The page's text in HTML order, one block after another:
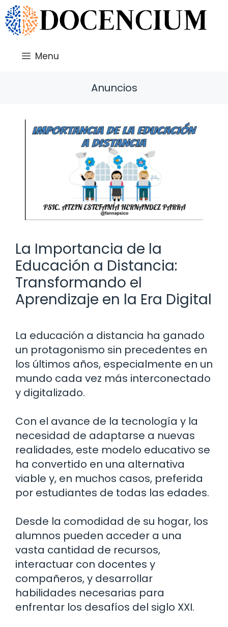
Saltar
al
contenido
Menu
Anuncios
La Importancia de la
Educación a Distancia:
Transformando el
Aprendizaje en la Era Digital
La educación a distancia ha ganado
un protagonismo sin precedentes en
los últimos años, especialmente en un
mundo cada vez más interconectado
y digitalizado.
Con el avance de la tecnología y la
necesidad de adaptarse a nuevas
realidades, este modelo educativo se
ha convertido en una alternativa
viable y, en muchos casos, preferida
por estudiantes de todas las edades.
Desde la comodidad de su hogar, los
alumnos pueden acceder a una
vasta cantidad de recursos,
interactuar con docentes y
compañeros, y desarrollar
habilidades necesarias para
enfrentar los desafíos del siglo XXI.